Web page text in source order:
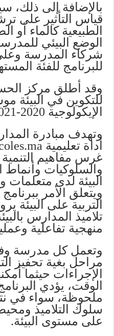
بالإضافة إلى ذلك،
قياس التأثير على
الطبيعية كالماء
الوضع البيئي
شركاء المدرسة وعلى
للبرنامج للفئة
وقد أطلق مركز
للتكوين في البيئة
الإيكولوجية 2020-2021 عن بعد.
وتهدف مبادرة
غرس مفاهيم
والسلوكيات وأنماط
البيئة لدى
ويتعلق الأمر
التربية على البيئة
تلاميذ المدارس
منهجية تفاعلية
وتعمل كل مدرسة
مراحل بغية تحفيز
الإجراءات حيثما
الوقت، يؤدي
ملحوظة، سواء في
سلوك التلاميذ
على مستوى البيئة.